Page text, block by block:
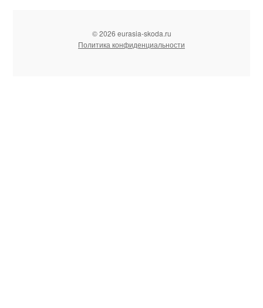
© 2026 eurasia-skoda.ru
Политика конфиденциальности